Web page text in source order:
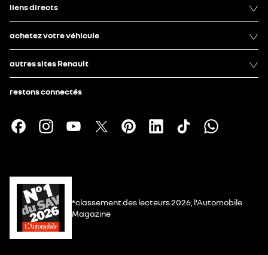
liens directs
achetez votre véhicule
autres sites Renault
restons connectés
*classement des lecteurs 2026, l’Automobile
Magazine